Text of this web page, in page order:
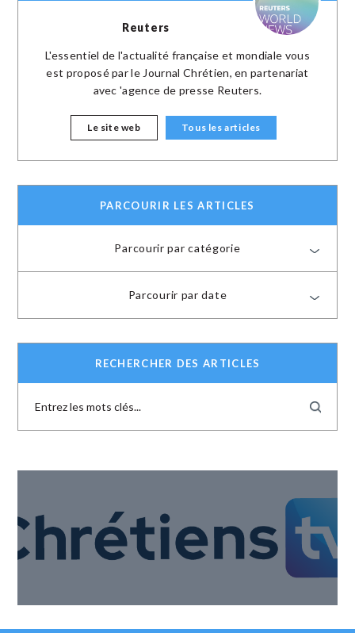
Reuters
L'essentiel de l'actualité française et mondiale vous
est proposé par le Journal Chrétien, en partenariat
avec 'agence de presse Reuters.
Le site web Tous les articles
PARCOURIR LES ARTICLES
Parcourir par catégorie
Parcourir par date
RECHERCHER DES ARTICLES